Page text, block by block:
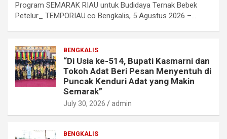
Program SEMARAK RIAU untuk Budidaya Ternak Bebek
Petelur_ TEMPORIAU.co Bengkalis, 5 Agustus 2026 –…
BENGKALIS
“Di Usia ke-514, Bupati Kasmarni dan
Tokoh Adat Beri Pesan Menyentuh di
Puncak Kenduri Adat yang Makin
Semarak”
July 30, 2026 admin
BENGKALIS